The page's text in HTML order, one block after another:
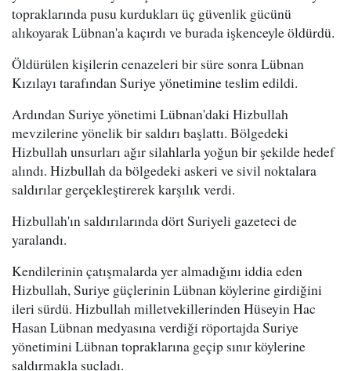
topraklarında pusu kurdukları üç güvenlik gücünü
alıkoyarak Lübnan'a kaçırdı ve burada işkenceyle öldürdü.
Öldürülen kişilerin cenazeleri bir süre sonra Lübnan
Kızılayı tarafından Suriye yönetimine teslim edildi.
Ardından Suriye yönetimi Lübnan'daki Hizbullah
mevzilerine yönelik bir saldırı başlattı. Bölgedeki
Hizbullah unsurları ağır silahlarla yoğun bir şekilde hedef
alındı. Hizbullah da bölgedeki askeri ve sivil noktalara
saldırılar gerçekleştirerek karşılık verdi.
Hizbullah'ın saldırılarında dört Suriyeli gazeteci de
yaralandı.
Kendilerinin çatışmalarda yer almadığını iddia eden
Hizbullah, Suriye güçlerinin Lübnan köylerine girdiğini
ileri sürdü. Hizbullah milletvekillerinden Hüseyin Hac
Hasan Lübnan medyasına verdiği röportajda Suriye
yönetimini Lübnan topraklarına geçip sınır köylerine
saldırmakla suçladı.